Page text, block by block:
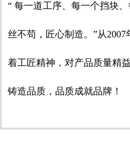
“ 每一道工序、每一个挡块
丝不苟，匠心制造。”从
着工匠精神，对产品质量精
铸造品质，品质成就品牌！